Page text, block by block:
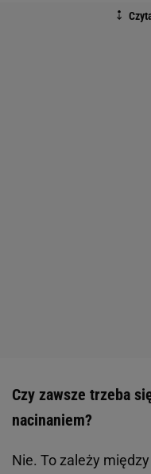
Czy zawsze trzeba
nacinaniem?
Nie. To zależy